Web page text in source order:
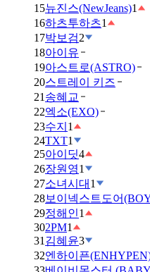
15뉴진스(NewJeans)1
16하츠투하츠1
17박보검2
18아이유
19아스트로(ASTRO)
20스트레이 키즈
21 송혜교
22엑소(EXO)
23수지 1
24TXT1
25아이딧4
26장원영1
27소녀시대 1
28보이넥스트도어
29정해인1
302PM1
31 김혜윤3
32엔하이픈